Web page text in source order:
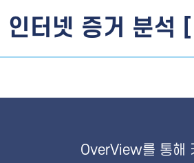
인터넷 증거 분석
OverView를 통해